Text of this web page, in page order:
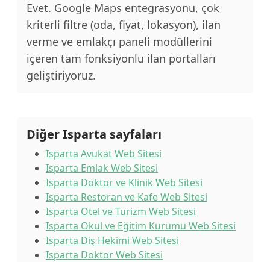
Evet. Google Maps entegrasyonu, çok
kriterli filtre (oda, fiyat, lokasyon), ilan
verme ve emlakçı paneli modüllerini
içeren tam fonksiyonlu ilan portalları
geliştiriyoruz.
Diğer Isparta sayfaları
Isparta Avukat Web Sitesi
Isparta Emlak Web Sitesi
Isparta Doktor ve Klinik Web Sitesi
Isparta Restoran ve Kafe Web Sitesi
Isparta Otel ve Turizm Web Sitesi
Isparta Okul ve Eğitim Kurumu Web Sitesi
Isparta Diş Hekimi Web Sitesi
Isparta Doktor Web Sitesi